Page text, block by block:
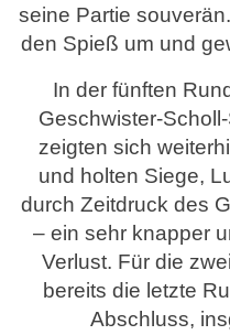
seine Partie
den Spieß um und
In der fünften
Geschwister-
zeigten sich
und holten Siege,
durch Zeitdruck des
– ein sehr knapper
Verlust. Für die
bereits die letzte
Abschluss,